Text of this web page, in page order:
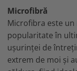
Microfibră
Microfibra este
popularitate în
ușurinței de
extrem de moi și